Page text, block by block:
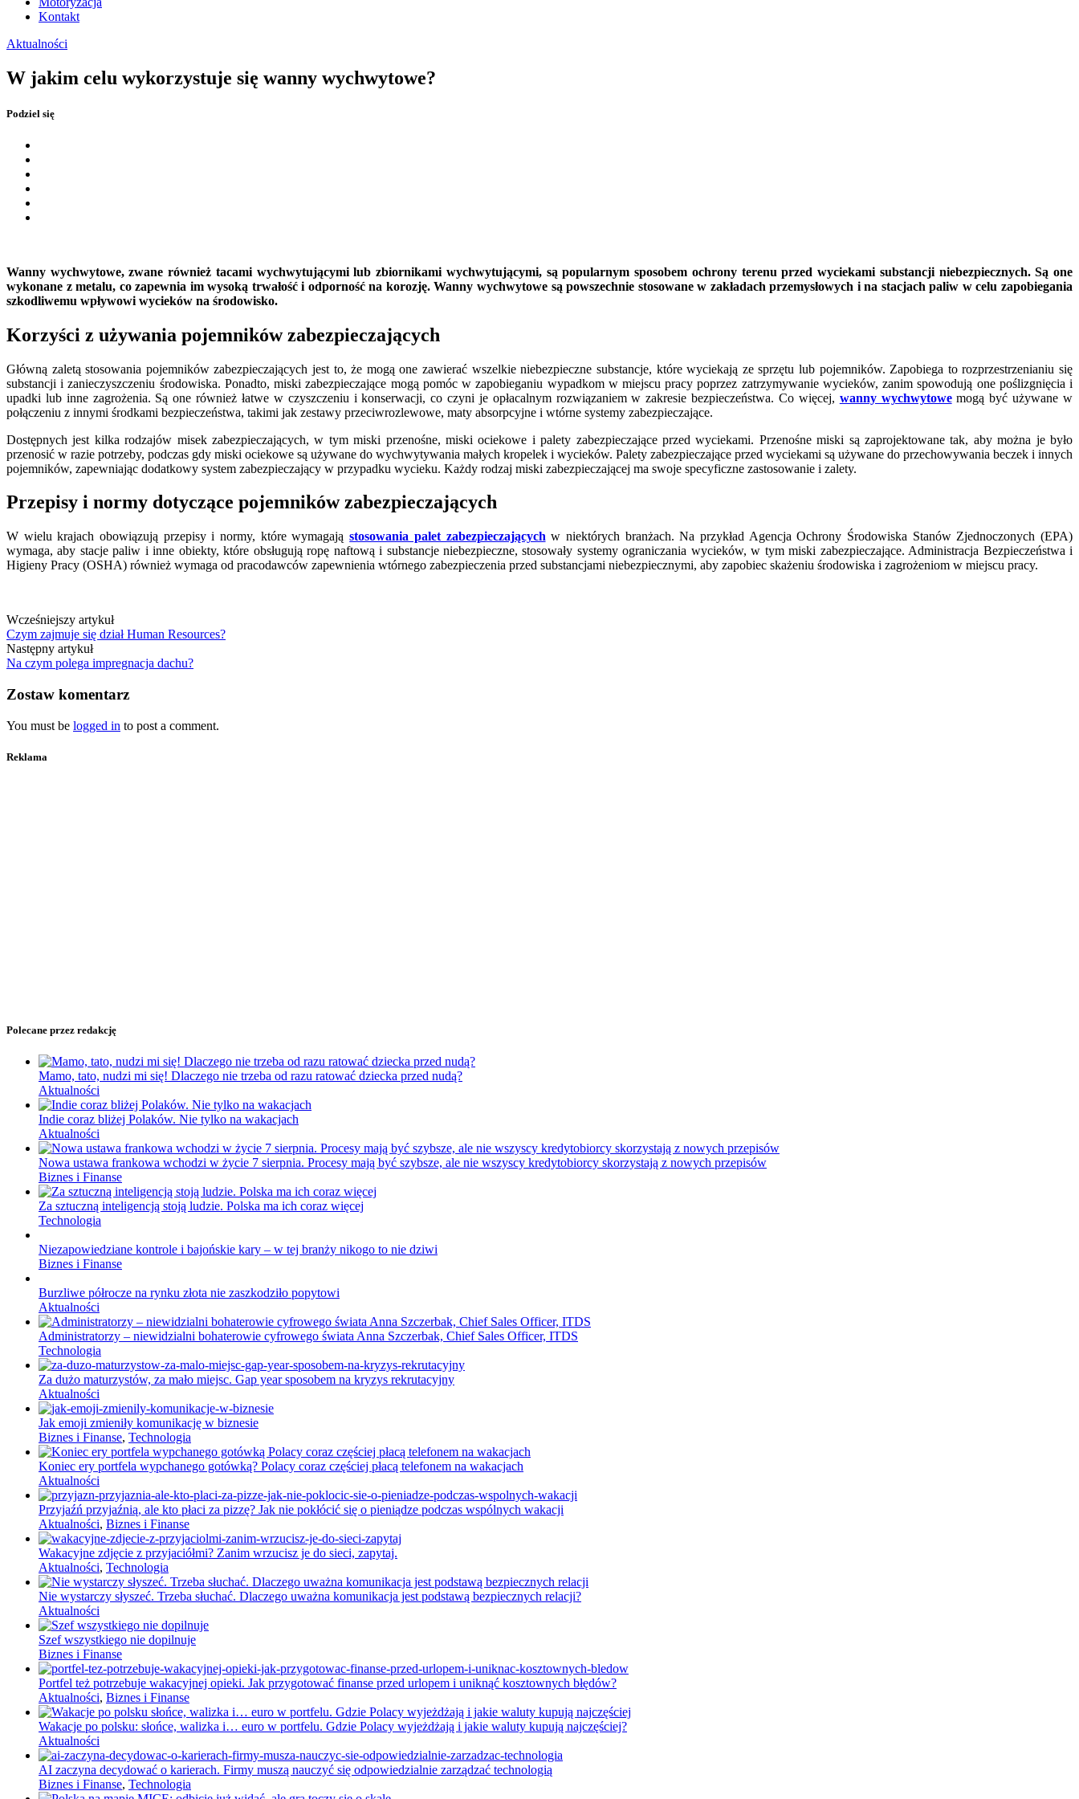
Kontakt
Aktualności
W jakim celu wykorzystuje się wanny wychwytowe?
Podziel się
Wanny wychwytowe, zwane również tacami wychwytującymi lub zbiornikami wychwytującymi, są popularnym sposobem ochrony terenu przed wyciekami substancji niebezpiecznych. Są one
wykonane z metalu, co zapewnia im wysoką trwałość i odporność na korozję. Wanny wychwytowe są powszechnie stosowane w zakładach przemysłowych i na stacjach paliw w celu zapobiegania
szkodliwemu wpływowi wycieków na środowisko.
Korzyści z używania pojemników zabezpieczających
Główną zaletą stosowania pojemników zabezpieczających jest to, że mogą one zawierać wszelkie niebezpieczne substancje, które wyciekają ze sprzętu lub pojemników. Zapobiega to rozprzestrzenianiu się
substancji i zanieczyszczeniu środowiska. Ponadto, miski zabezpieczające mogą pomóc w zapobieganiu wypadkom w miejscu pracy poprzez zatrzymywanie wycieków, zanim spowodują one poślizgnięcia i
upadki lub inne zagrożenia. Są one również łatwe w czyszczeniu i konserwacji, co czyni je opłacalnym rozwiązaniem w zakresie bezpieczeństwa. Co więcej, wanny wychwytowemogą być używane w
połączeniu z innymi środkami bezpieczeństwa, takimi jak zestawy przeciwrozlewowe, maty absorpcyjne i wtórne systemy zabezpieczające.
Dostępnych jest kilka rodzajów misek zabezpieczających, w tym miski przenośne, miski ociekowe i palety zabezpieczające przed wyciekami. Przenośne miski są zaprojektowane tak, aby można je było
przenosić w razie potrzeby, podczas gdy miski ociekowe są używane do wychwytywania małych kropelek i wycieków. Palety zabezpieczające przed wyciekami są używane do przechowywania beczek i innych
pojemników, zapewniając dodatkowy system zabezpieczający w przypadku wycieku. Każdy rodzaj miski zabezpieczającej ma swoje specyficzne zastosowanie i zalety.
Przepisy i normy dotyczące pojemników zabezpieczających
W wielu krajach obowiązują przepisy i normy, które wymagająstosowania palet zabezpieczających w niektórych branżach. Na przykład Agencja Ochrony Środowiska Stanów Zjednoczonych (EPA)
wymaga, aby stacje paliw i inne obiekty, które obsługują ropę naftową i substancje niebezpieczne, stosowały systemy ograniczania wycieków, w tym miski zabezpieczające. Administracja Bezpieczeństwa i
Higieny Pracy (OSHA) również wymaga od pracodawców zapewnienia wtórnego zabezpieczenia przed substancjami niebezpiecznymi, aby zapobiec skażeniu środowiska i zagrożeniom w miejscu pracy.
Wcześniejszy artykuł
Czym zajmuje się dział Human Resources?
Następny artykuł
Na czym polega impregnacja dachu?
Zostaw komentarz
You must be logged in to post a comment.
Reklama
Polecane przez redakcję
Mamo, tato, nudzi mi się! Dlaczego nie trzeba od razu ratować dziecka przed nudą?
Aktualności
Indie coraz bliżej Polaków. Nie tylko na wakacjach
Aktualności
Nowa ustawa frankowa wchodzi w życie 7 sierpnia. Procesy mają być szybsze, ale nie wszyscy kredytobiorcy skorzystają z nowych przepisów
Biznes i Finanse
Za sztuczną inteligencją stoją ludzie. Polska ma ich coraz więcej
Technologia
Niezapowiedziane kontrole i bajońskie kary – w tej branży nikogo to nie dziwi
Biznes i Finanse
Burzliwe półrocze na rynku złota nie zaszkodziło popytowi
Aktualności
Administratorzy – niewidzialni bohaterowie cyfrowego świata Anna Szczerbak, Chief Sales Officer, ITDS
Technologia
Za dużo maturzystów, za mało miejsc. Gap year sposobem na kryzys rekrutacyjny
Aktualności
Jak emoji zmieniły komunikację w biznesie
Biznes i Finanse, Technologia
Koniec ery portfela wypchanego gotówką? Polacy coraz częściej płacą telefonem na wakacjach
Aktualności
Przyjaźń przyjaźnią, ale kto płaci za pizzę? Jak nie pokłócić się o pieniądze podczas wspólnych wakacji
Aktualności, Biznes i Finanse
Wakacyjne zdjęcie z przyjaciółmi? Zanim wrzucisz je do sieci, zapytaj.
Aktualności, Technologia
Nie wystarczy słyszeć. Trzeba słuchać. Dlaczego uważna komunikacja jest podstawą bezpiecznych relacji?
Aktualności
Szef wszystkiego nie dopilnuje
Biznes i Finanse
Portfel też potrzebuje wakacyjnej opieki. Jak przygotować finanse przed urlopem i uniknąć kosztownych błędów?
Aktualności, Biznes i Finanse
Wakacje po polsku: słońce, walizka i… euro w portfelu. Gdzie Polacy wyjeżdżają i jakie waluty kupują najczęściej?
Aktualności
AI zaczyna decydować o karierach. Firmy muszą nauczyć się odpowiedzialnie zarządzać technologią
Biznes i Finanse, Technologia